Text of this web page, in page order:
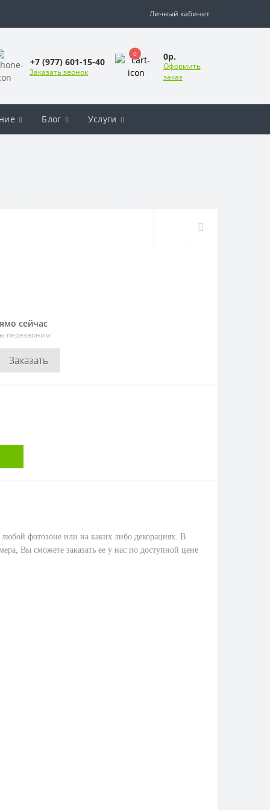
Личный кабинет
+7 (977) 601-15-40
Заказать звонок
0 0р.
Оформить
заказ
Блог Услуги
сейчас
перезвоним
Заказать
фотозоне или на каких либо декорациях. В
Вы сможете заказать ее у нас по доступной цене